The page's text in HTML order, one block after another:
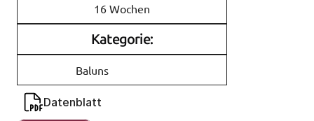
16 Wochen
Kategorie:
Baluns
Datenblatt